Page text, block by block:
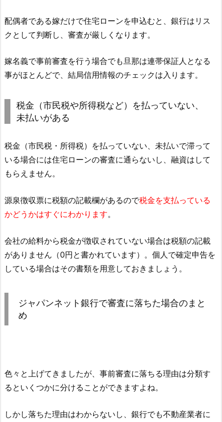
配偶者である嫁だけで住宅ローンを申込むと、銀行はリス
クとして判断し、審査が厳しくなります。
嫁名義で事前審査を行う場合でも旦那は連帯保証人となる
事がほとんどで、結局信用情報のチェックは入ります。
税金（市民税や所得税など）を払っていない、
未払いがある
税金（市民税・所得税）を払っていない、未払いで滞って
いる場合には住宅ローンの審査に通らないし、融資はして
もらえません。
源泉徴収票に税額の記載欄があるので税金を支払っている
かどうかはすぐにわかります。
会社の給料から税金が徴収されていない場合は税額の記載
がありません（0円と書かれています）。個人で確定申告を
している場合はその書類を用意しておきましょう。
ジャパンネット銀行で審査に落ちた場合のまと
め
色々と上げてきましたが、事前審査に落ちる理由は分類す
るといくつかに分けることができますよね。
しかし落ちた理由はわからないし、銀行でも不動産業者に